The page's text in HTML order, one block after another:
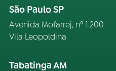
São Paulo SP
Avenida Mofarrej, nº 1.200
Vila Leopoldina
Tabatinga AM